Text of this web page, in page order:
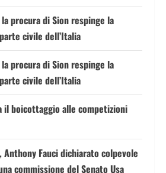
procura di Sion respinge la
civile dell’Italia
procura di Sion respinge la
civile dell’Italia
il boicottaggio alle competizioni
Anthony Fauci dichiarato colpevole
commissione del Senato Usa